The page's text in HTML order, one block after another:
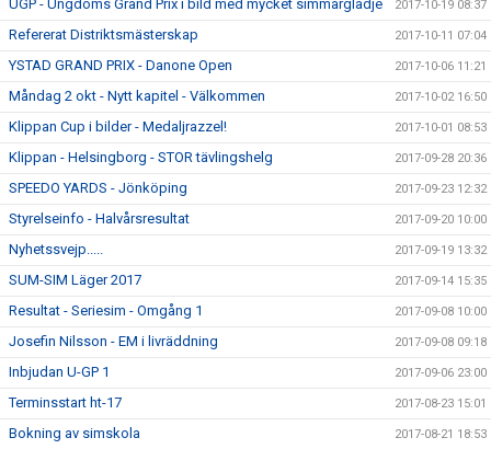
UGP - Ungdoms Grand Prix i bild med mycket simmarglädje 2017-10-19 08:37
Refererat Distriktsmästerskap 2017-10-11 07:04
YSTAD GRAND PRIX - Danone Open 2017-10-06 11:21
Måndag 2 okt - Nytt kapitel - Välkommen 2017-10-02 16:50
Klippan Cup i bilder - Medaljrazzel! 2017-10-01 08:53
Klippan - Helsingborg - STOR tävlingshelg 2017-09-28 20:36
SPEEDO YARDS - Jönköping 2017-09-23 12:32
Styrelseinfo - Halvårsresultat 2017-09-20 10:00
Nyhetssvejp..... 2017-09-19 13:32
SUM-SIM Läger 2017 2017-09-14 15:35
Resultat - Seriesim - Omgång 1 2017-09-08 10:00
Josefin Nilsson - EM i livräddning 2017-09-08 09:18
Inbjudan U-GP 1 2017-09-06 23:00
Terminsstart ht-17 2017-08-23 15:01
Bokning av simskola 2017-08-21 18:53